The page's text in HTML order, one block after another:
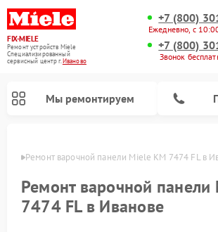
FIX-MIELE
Ремонт устройств Miele
Специализированный
cервисный центр г.Иваново
+7 (800)
Ежедневно, с
+7 (800)
Звонок
Мы ремонтируем
Ремонт варочной панели Miele KM 7474 FL в
Ремонт варочной панели
7474 FL в Иванове